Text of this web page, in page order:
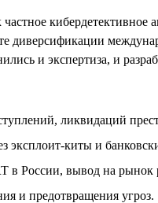
кибердетективное
диверсификации
и экспертиза, и
ликвидаций
эксплоит-киты и
в России, вывод на
и предотвращения угроз.